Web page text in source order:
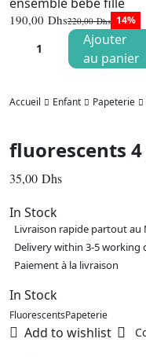
220,00Dhs
Le
prix
initial
était :
190,00 Dhs
Le
prix
actuel
est :
14%
Ajouter
au panier
Accueil Enfant Papeterie
fluorescents 4
35,00 Dhs
In Stock
Livraison rapide partout au
Delivery within 3-5 working
Paiement à la livraison
In Stock
FluorescentsPapeterie
Add to wishlist